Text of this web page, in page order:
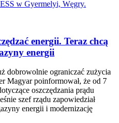
energii. Teraz chcą
energii
dobrowolnie ograniczać zużycia
Magyar poinformował, że od 7
oszczędzania prądu
szef rządu zapowiedział
energii i modernizację